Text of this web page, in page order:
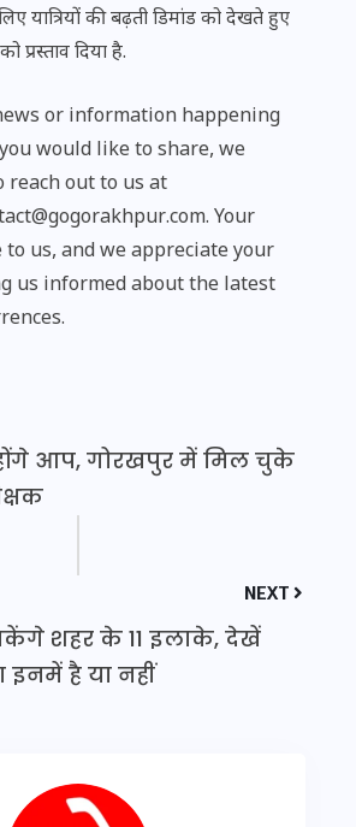
यात्रियों की बढ़ती डिमांड को देखते हुए
प्रस्ताव दिया है.
or information happening
would like to share, we
reach out to us at
Your
us, and we appreciate your
us informed about the latest
आप, गोरखपुर में मिल चुके
NEXT
शहर के 11 इलाके, देखें
है या नहीं